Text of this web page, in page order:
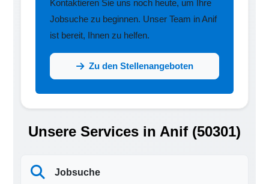
Kontaktieren Sie uns noch heute, um Ihre
Jobsuche zu beginnen. Unser Team in Anif
ist bereit, Ihnen zu helfen.
Zu den Stellenangeboten
Unsere Services in Anif (50301)
Jobsuche